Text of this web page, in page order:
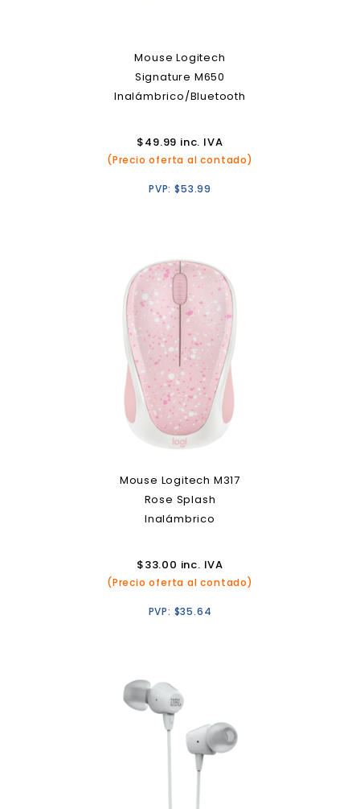
Mouse Logitech
Signature M650
Inalámbrico/Bluetooth
$49.99 inc. IVA
(Precio oferta al contado)
PVP:$53.99
Mouse Logitech M317
Rose Splash
Inalámbrico
$33.00 inc. IVA
(Precio oferta al contado)
PVP: $35.64